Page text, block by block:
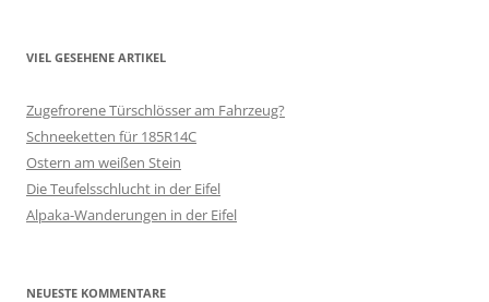
VIEL GESEHENE ARTIKEL
Zugefrorene Türschlösser am Fahrzeug?
Schneeketten für 185R14C
Ostern am weißen Stein
Die Teufelsschlucht in der Eifel
Alpaka-Wanderungen in der Eifel
NEUESTE KOMMENTARE